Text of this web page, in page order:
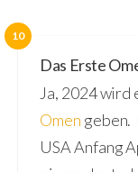
10
Das Erste
Ja, 2024 wird
Omen geben.
USA Anfang